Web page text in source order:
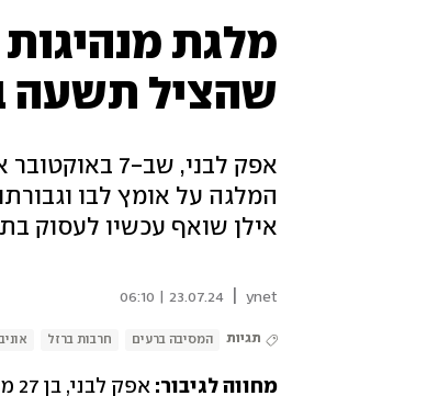
מלגת
שהציל תשעה
אפק לבני,
אילן שואף עכשיו לעסוק
ynet
23.07.24 | 06:10
תגיות המסיבה ברעים חרבות ברזל
מחווה לגיבור: